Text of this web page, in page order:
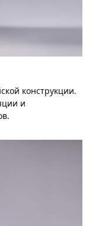
конструкции.
и